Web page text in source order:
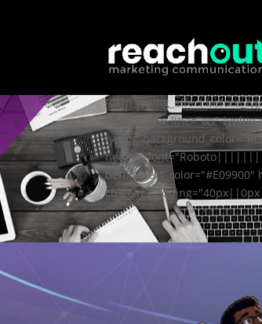
[dsm_typing_effect
before_new_line="on"
header_font="Roboto||||||||"